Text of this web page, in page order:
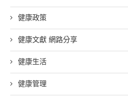
健康政策
健康文獻 網路分享
健康生活
健康管理